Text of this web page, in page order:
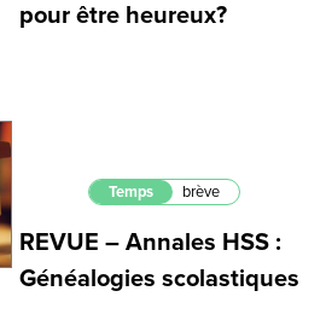
pour être heureux?
Temps brève
REVUE – Annales HSS :
Généalogies scolastiques